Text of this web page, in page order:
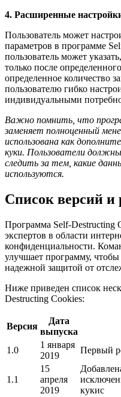
4. Расширенные
Пользователь может
параметров в программе
пользователь может
только после
определенное количество
пользователю гибко
индивидуальными
Важно помнить, что
заменяет полноценный
использована как
куки. Пользователи
следить за тем, какие
используются.
Список версий и
Программа Self-Destructing
экспертов в области
конфиденциальности.
улучшает программу, чтобы
надежной защитой от
Ниже приведен список
Destructing Cookies:
Версия
Дата
выпуска
1.0
1 января
2019
Первый
1.1
15
апреля
2019
кукис